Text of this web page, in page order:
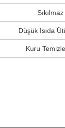
Sıkılmaz
Düşük Isıda
Kuru